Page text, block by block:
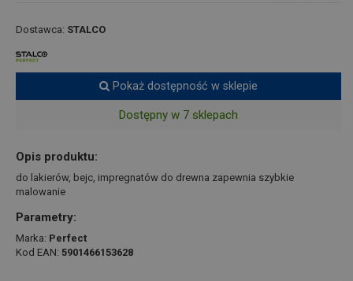
Dostawca: STALCO
Pokaż dostępność w sklepie
Dostępny w 7 sklepach
Opis produktu:
do lakierów, bejc, impregnatów do drewna zapewnia szybkie
malowanie
Parametry:
Marka: Perfect
Kod EAN: 5901466153628